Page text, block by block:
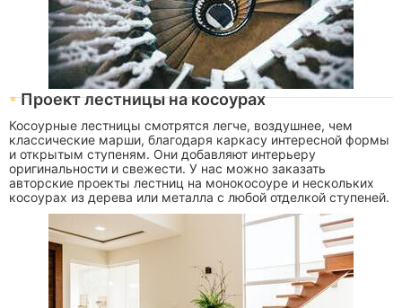
Проект лестницы на косоурах
Косоурные лестницы смотрятся легче, воздушнее, чем
классические марши, благодаря каркасу интересной формы
и открытым ступеням. Они добавляют интерьеру
оригинальности и свежести. У нас можно заказать
авторские проекты лестниц на монокосоуре и нескольких
косоурах из дерева или металла с любой отделкой ступеней.